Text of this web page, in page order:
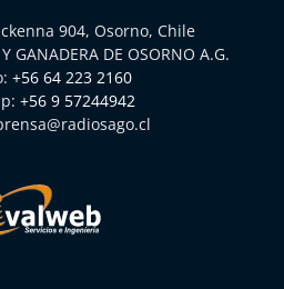
904, Osorno, Chile
GANADERA DE OSORNO A.G.
+56 64 223 2160
+56 9 57244942